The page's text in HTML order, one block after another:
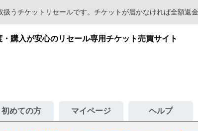
うチケットリセールです。チケットが届かなければ全額返
購入が安心のリセール専用チケット売買サイト
初めての方 マイページ ヘルプ